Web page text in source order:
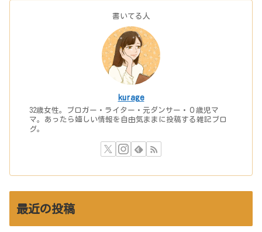
書いてる人
kurage
32歳女性。ブロガー・ライター・元ダンサー・０歳児マ
マ。あったら嬉しい情報を自由気ままに投稿する雑記ブロ
グ。
最近の投稿